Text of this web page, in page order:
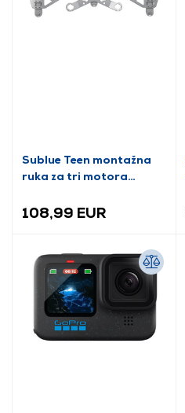
Sublue Teen montažna
ruka za tri motora
108,99 EUR